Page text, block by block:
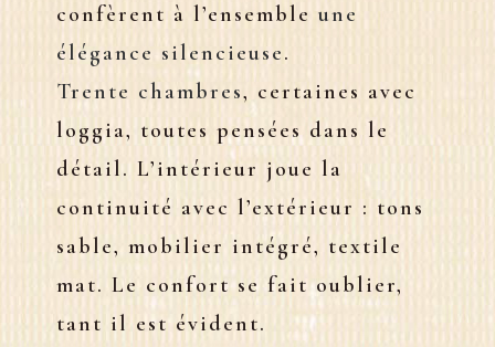
confèrent à l’ensemble une
élégance silencieuse.
Trente chambres, certaines avec
loggia, toutes pensées dans le
détail. L’intérieur joue la
continuité avec l’extérieur : tons
sable, mobilier intégré, textile
mat. Le confort se fait oublier,
tant il est évident.